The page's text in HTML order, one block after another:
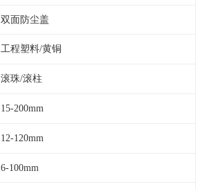
双面防尘盖
工程塑料/黄铜
滚珠/滚柱
15-200mm
12-120mm
6-100mm